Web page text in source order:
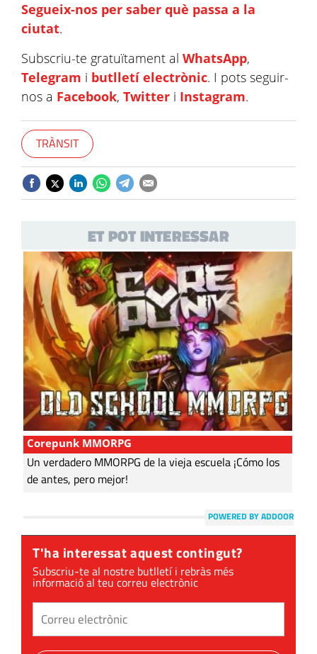
Segueix-nos per saber què passa a la
ciutat.
Subscriu-te gratuïtament al WhatsApp,
Telegram i butlletí electrònic. I pots seguir-
nos a Facebook, Twitter i Instagram.
TRÀNSIT
ET POT INTERESSAR
Corepunk MMORPG
Un verdadero MMORPG de la vieja escuela ¡Cómo los
de antes, pero mejor!
POWERED BY ADDOOR
T'ha interessat aquest contingut?
Subscriu-te al nostre butlletí i rebràs més
informació al teu correu electrònic